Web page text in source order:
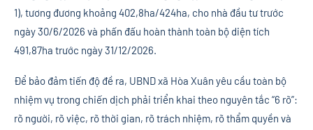
1), tương đương khoảng 402,8ha/424ha, cho nhà đầu tư trước
ngày 30/6/2026 và phấn đấu hoàn thành toàn bộ diện tích
491,87ha trước ngày 31/12/2026.
Để bảo đảm tiến độ đề ra, UBND xã Hòa Xuân yêu cầu toàn bộ
nhiệm vụ trong chiến dịch phải triển khai theo nguyên tắc “6 rõ”:
rõ người, rõ việc, rõ thời gian, rõ trách nhiệm, rõ thẩm quyền và